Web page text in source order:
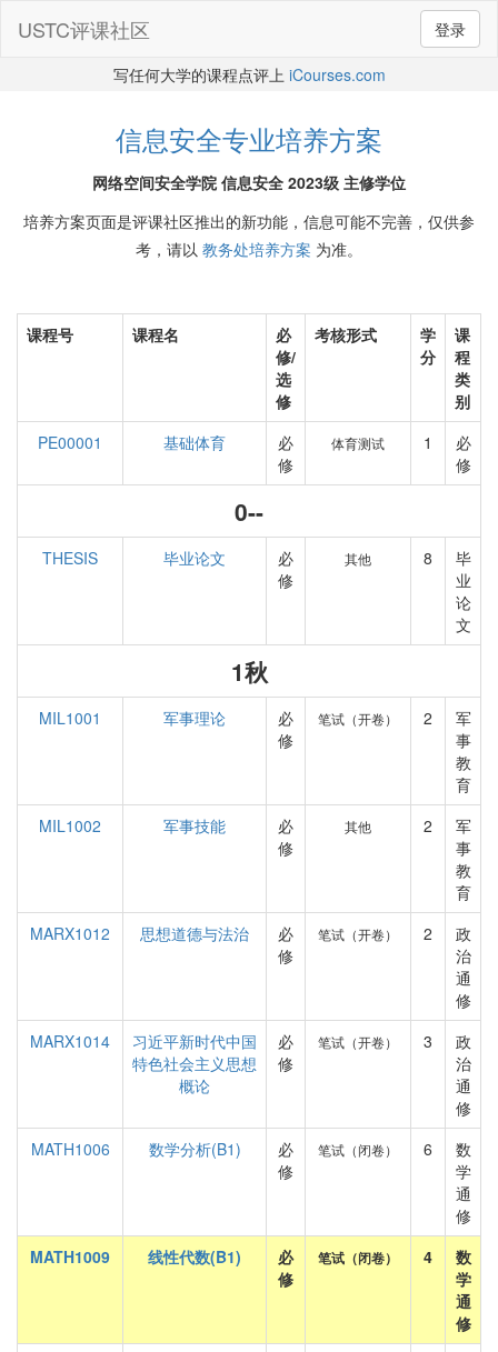
登录
USTC评课社区
写任何大学的课程点评上 iCourses.com
信息安全专业培养方案
网络空间安全学院 信息安全 2023级 主修学位
培养方案页面是评课社区推出的新功能，信息可能不完善，仅供参
考，请以 教务处培养方案 为准。
课程号 课程名
必
修/
选
修
考核形式
学
分
课
程
类
别
PE00001
基础体育
必
修
体育测试 1
必
修
0--
THESIS 毕业论文
必
修
其他 8
毕
业
论
文
1秋
MIL1001 军事理论
必
修
笔试（开卷） 2
军
事
教
育
MIL1002
军事技能
必
修
其他 2
军
事
教
育
MARX1012
思想道德与法治
必
修
笔试（开卷） 2
政
治
通
修
MARX1014
习近平新时代中国
特色社会主义思想
概论
必
修
笔试（开卷） 3
政
治
通
修
MATH1006
数学分析(B1)
必
修
笔试（闭卷） 6
数
学
通
修
MATH1009
线性代数(B1)
必
修
笔试（闭卷） 4
数
学
通
修